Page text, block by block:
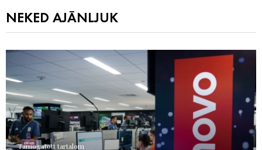
NEKED AJÁNLJUK
Támogatott tartalom